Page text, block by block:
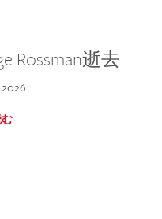
Rossman逝去
2026